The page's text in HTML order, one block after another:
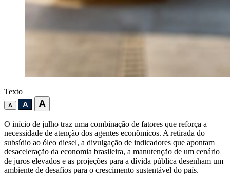
Texto
A A A
O início de julho traz uma combinação de fatores que reforça a
necessidade de atenção dos agentes econômicos. A retirada do
subsídio ao óleo diesel, a divulgação de indicadores que apontam
desaceleração da economia brasileira, a manutenção de um cenário
de juros elevados e as projeções para a dívida pública desenham um
ambiente de desafios para o crescimento sustentável do país.